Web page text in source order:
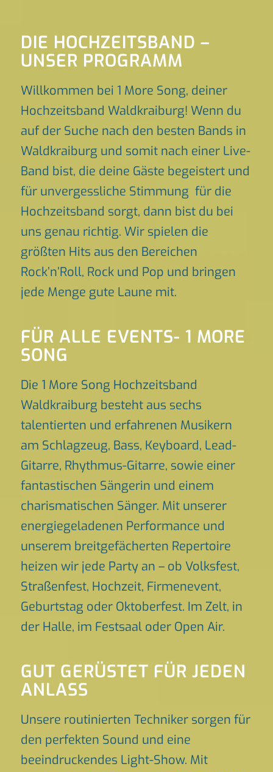
DIE HOCHZEITSBAND –
UNSER PROGRAMM
Willkommen bei 1 More Song, deiner
Hochzeitsband Waldkraiburg! Wenn du
auf der Suche nach den besten Bands in
Waldkraiburg und somit nach einer Live-
Band bist, die deine Gäste begeistert und
für unvergessliche Stimmung für die
Hochzeitsband sorgt, dann bist du bei
uns genau richtig. Wir spielen die
größten Hits aus den Bereichen
Rock’n’Roll, Rock und Pop und bringen
jede Menge gute Laune mit.
FÜR ALLE EVENTS- 1 MORE
SONG
Die 1 More Song Hochzeitsband
Waldkraiburg besteht aus sechs
talentierten und erfahrenen Musikern
am Schlagzeug, Bass, Keyboard, Lead-
Gitarre, Rhythmus-Gitarre, sowie einer
fantastischen Sängerin und einem
charismatischen Sänger. Mit unserer
energiegeladenen Performance und
unserem breitgefächerten Repertoire
heizen wir jede Party an – ob Volksfest,
Straßenfest, Hochzeit, Firmenevent,
Geburtstag oder Oktoberfest. Im Zelt, in
der Halle, im Festsaal oder Open Air.
GUT GERÜSTET FÜR JEDEN
ANLASS
Unsere routinierten Techniker sorgen für
den perfekten Sound und eine
beeindruckendes Light-Show. Mit